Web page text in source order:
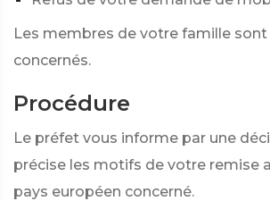
Les membres de votre famille
concernés.
Procédure
Le préfet vous informe par une
précise les motifs de votre remise
pays européen concerné.